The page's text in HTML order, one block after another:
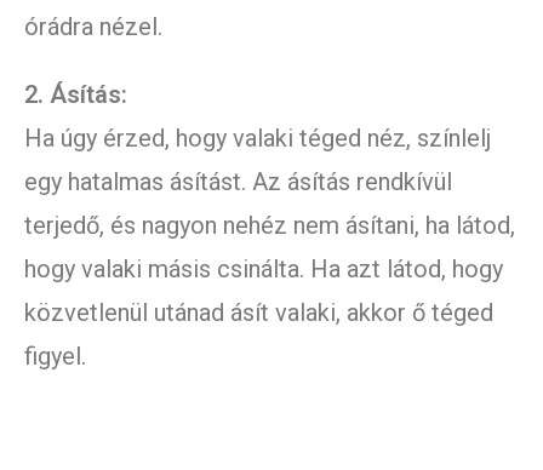
órádra nézel.
2. Ásítás:
Ha úgy érzed, hogy valaki téged néz, színlelj
egy hatalmas ásítást. Az ásítás rendkívül
terjedő, és nagyon nehéz nem ásítani, ha látod,
hogy valaki másis csinálta. Ha azt látod, hogy
közvetlenül utánad ásít valaki, akkor ő téged
figyel.